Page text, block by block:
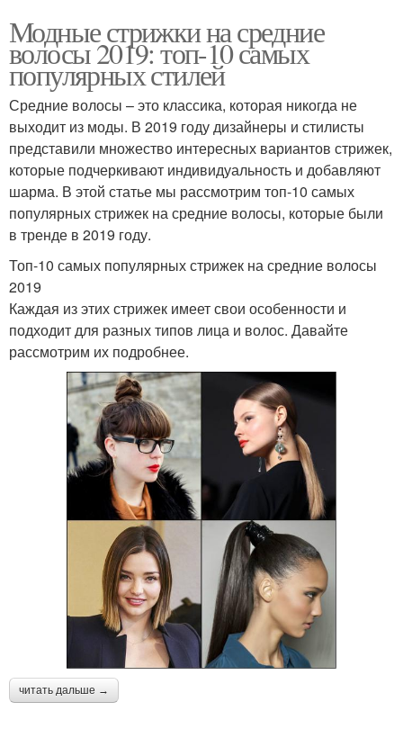
Модные стрижки на средние
волосы 2019: топ-10 самых
популярных стилей
Средние волосы – это классика, которая никогда не
выходит из моды. В 2019 году дизайнеры и стилисты
представили множество интересных вариантов стрижек,
которые подчеркивают индивидуальность и добавляют
шарма. В этой статье мы рассмотрим топ-10 самых
популярных стрижек на средние волосы, которые были
в тренде в 2019 году.
Топ-10 самых популярных стрижек на средние волосы
2019
Каждая из этих стрижек имеет свои особенности и
подходит для разных типов лица и волос. Давайте
рассмотрим их подробнее.
читать дальше →